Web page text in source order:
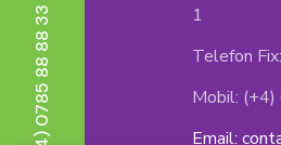
1
Telefon
Mobil:
Email: